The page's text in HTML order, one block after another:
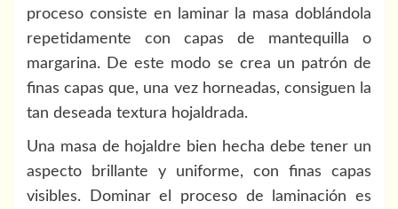
proceso consiste en laminar la masa doblándola
repetidamente con capas de mantequilla o
margarina. De este modo se crea un patrón de
finas capas que, una vez horneadas, consiguen la
tan deseada textura hojaldrada.
Una masa de hojaldre bien hecha debe tener un
aspecto brillante y uniforme, con finas capas
visibles. Dominar el proceso de laminación es